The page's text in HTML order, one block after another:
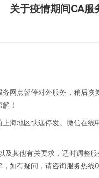
关于疫情期间CA
务网点暂停对外服务，稍后
！
上海地区快递停发。微信在
及其他有关要求，适时调整
，如有疑问，请咨询服务热